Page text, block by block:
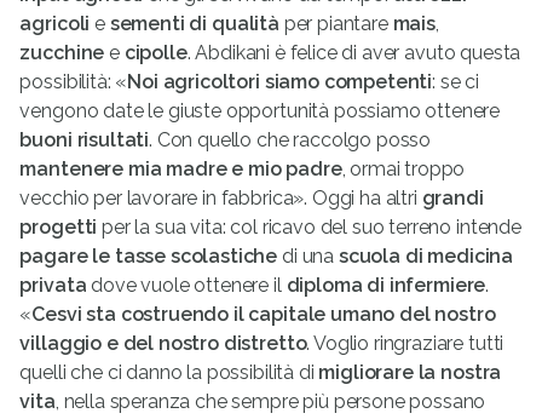
agricoli e sementi di qualità per piantare mais,
zucchine e cipolle. Abdikani è felice di aver avuto questa
possibilità: «Noi agricoltori siamo competenti: se ci
vengono date le giuste opportunità possiamo ottenere
buoni risultati. Con quello che raccolgo posso
mantenere mia madre e mio padre, ormai troppo
vecchio per lavorare in fabbrica». Oggi ha altri grandi
progetti per la sua vita: col ricavo del suo terreno intende
pagare le tasse scolastiche di una scuola di medicina
privata dove vuole ottenere il diploma di infermiere.
«Cesvi sta costruendo il capitale umano del nostro
villaggio e del nostro distretto. Voglio ringraziare tutti
quelli che ci danno la possibilità di migliorare la nostra
vita, nella speranza che sempre più persone possano